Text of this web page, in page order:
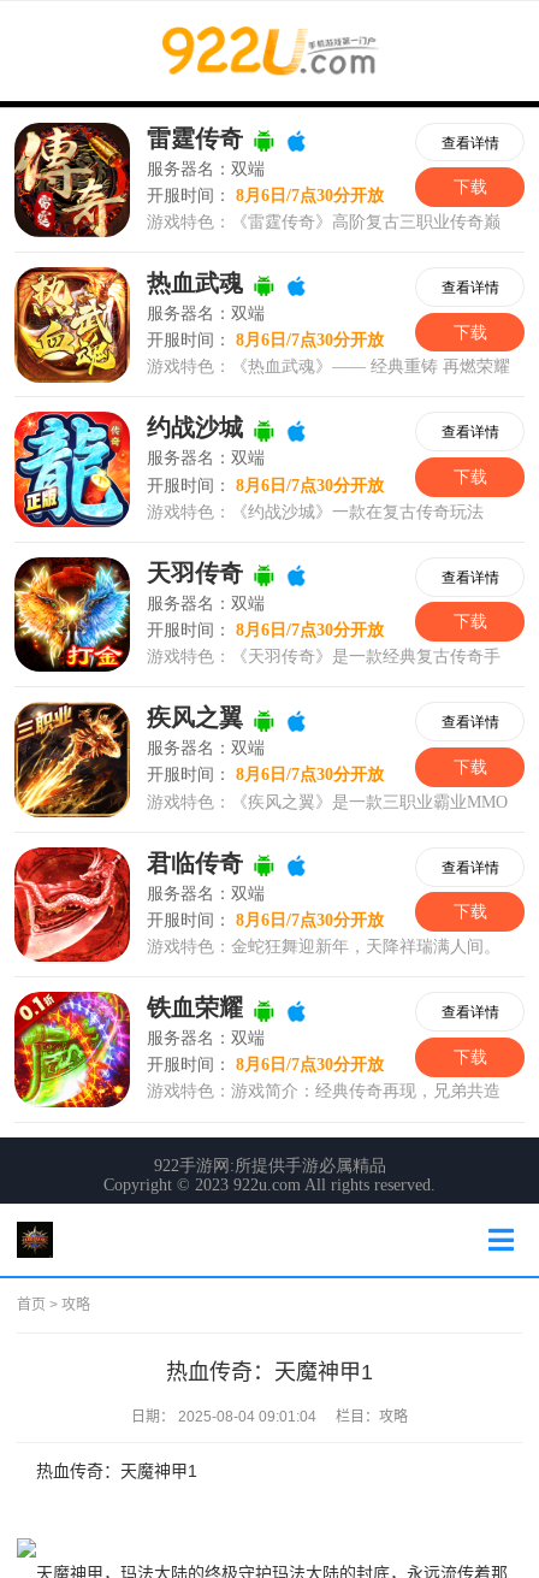
首页 > 攻略
热血传奇：天魔神甲1
日期： 2025-08-04 09:01:04 栏目： 攻略
热血传奇：天魔神甲1
天魔神甲，玛法大陆的终极守护玛法大陆的封底，永远流传着那